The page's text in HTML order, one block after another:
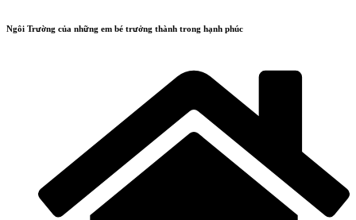
Ngôi Trường của những em bé trưởng thành trong hạnh phúc